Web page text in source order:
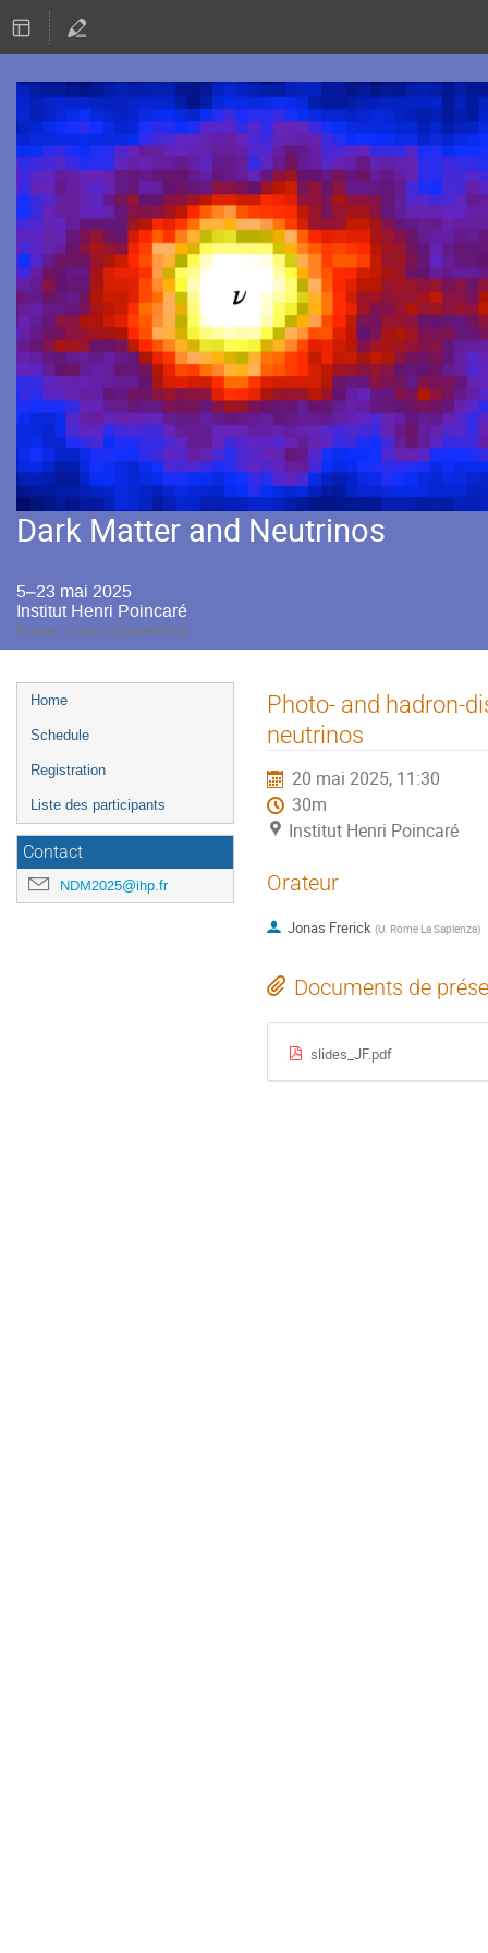
Dark Matter and Neutrinos
5–23 mai 2025
Institut Henri Poincaré
Fuseau horaire Europe/Paris
Menu
de
Home
Schedule
Registration
Liste des participants
Contact
NDM2025@ihp.fr
Photo- and hadron-
neutrinos
20 mai 2025, 11:30
30m
Institut Henri Poincaré
Orateur
Jonas Frerick (U. Rome La Sapienza)
Documents de
slides_JF.pdf